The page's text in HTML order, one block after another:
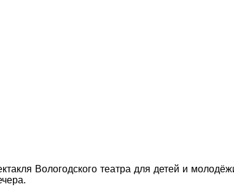
Вологодского театра для детей и